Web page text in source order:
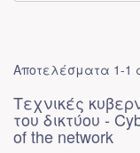
Αποτελέσματα 1-1
Τεχνικές
του δικτύου -
of the network